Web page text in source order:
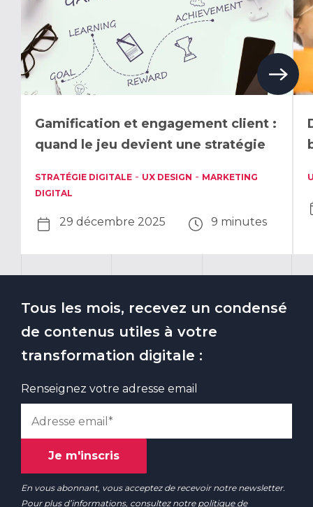
Gamification et engagement client :
quand le jeu devient une stratégie
STRATÉGIE DIGITALE - UX DESIGN - MARKETING
DIGITAL
29 décembre 2025 9 minutes
Tous les mois, recevez un condensé
de contenus utiles à votre
transformation digitale :
Renseignez votre adresse email
En vous abonnant, vous acceptez de recevoir notre newsletter.
Pour plus d’informations, consultez notre politique de